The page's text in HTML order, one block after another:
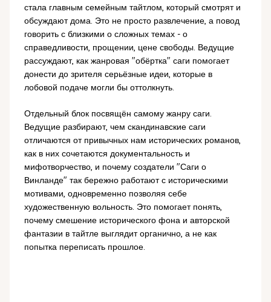
стала главным семейным тайтлом, который смотрят и
обсуждают дома. Это не просто развлечение, а повод
говорить с близкими о сложных темах - о
справедливости, прощении, цене свободы. Ведущие
рассуждают, как жанровая "обёртка" саги помогает
донести до зрителя серьёзные идеи, которые в
лобовой подаче могли бы оттолкнуть.
Отдельный блок посвящён самому жанру саги.
Ведущие разбирают, чем скандинавские саги
отличаются от привычных нам исторических романов,
как в них сочетаются документальность и
мифотворчество, и почему создатели "Саги о
Винланде" так бережно работают с историческими
мотивами, одновременно позволяя себе
художественную вольность. Это помогает понять,
почему смешение исторического фона и авторской
фантазии в тайтле выглядит органично, а не как
попытка переписать прошлое.